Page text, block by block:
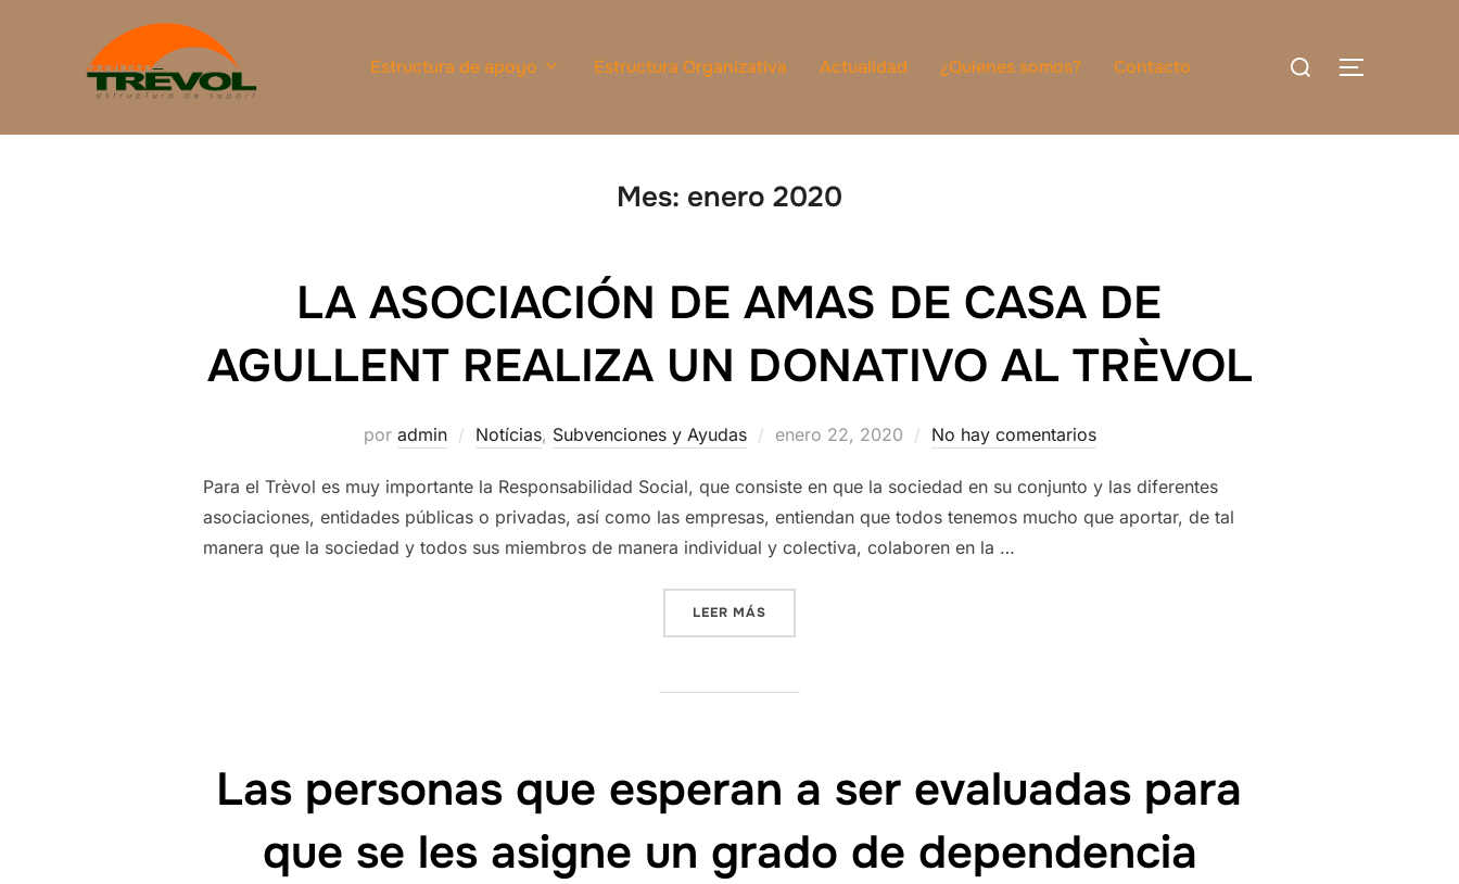
Estructura de apoyo Estructura Organizativa Actualidad ¿Quienes somos? Contacto
Buscar:
Mes: enero 2020
LA ASOCIACIÓN DE AMAS DE CASA DE
AGULLENT REALIZA UN DONATIVO AL TRÈVOL
por admin Notícias, Subvenciones y Ayudas
Publicado
enero 22, 2020 No hay comentarios
Para el Trèvol es muy importante la Responsabilidad Social, que consiste en que la sociedad en su conjunto y las diferentes
asociaciones, entidades públicas o privadas, así como las empresas, entiendan que todos tenemos mucho que aportar, de tal
manera que la sociedad y todos sus miembros de manera individual y colectiva, colaboren en la …
LEER MÁS
Las personas que esperan a ser evaluadas para
que se les asigne un grado de dependencia